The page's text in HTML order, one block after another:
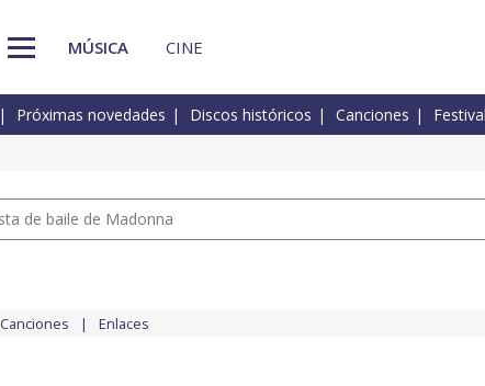
MÚSICA CINE
Próximas novedades Discos históricos Canciones
de baile de Madonna
Canciones Enlaces